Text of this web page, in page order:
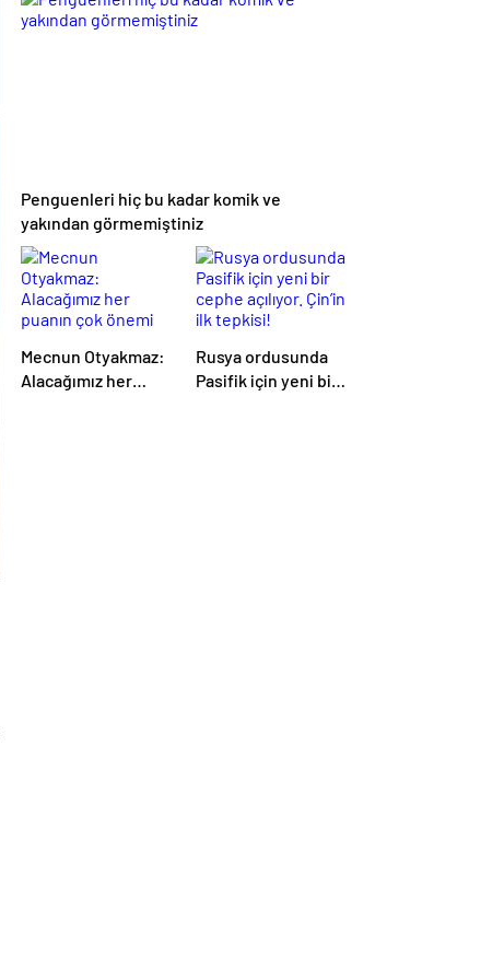
Detaylar burada…
Penguenleri hiç bu kadar komik ve
yakından görmemiştiniz
Mecnun Otyakmaz:
Alacağımız her
Rusya ordusunda
Pasifik için yeni bir